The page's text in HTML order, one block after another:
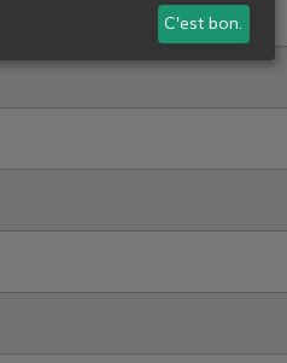
C'est bon.